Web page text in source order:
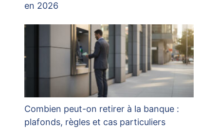
en 2026
Combien peut-on retirer à la banque :
plafonds, règles et cas particuliers